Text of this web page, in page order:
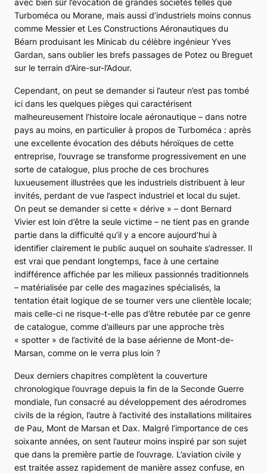
Turboméca ou Morane, mais aussi d’industriels moins connus
comme Messier et Les Constructions Aéronautiques du
Béarn produisant les Minicab du célèbre ingénieur Yves
Gardan, sans oublier les brefs passages de Potez ou Breguet
sur le terrain d’Aire-sur-l’Adour.
Cependant, on peut se demander si l’auteur n’est pas tombé
ici dans les quelques pièges qui caractérisent
malheureusement l’histoire locale aéronautique – dans notre
pays au moins, en particulier à propos de Turboméca : après
une excellente évocation des débuts héroïques de cette
entreprise, l’ouvrage se transforme progressivement en une
sorte de catalogue, plus proche de ces brochures
luxueusement illustrées que les industriels distribuent à leur
invités, perdant de vue l’aspect industriel et local du sujet.
On peut se demander si cette « dérive » – dont Bernard
Vivier est loin d’être la seule victime – ne tient pas en grande
partie dans la difficulté qu’il y a encore aujourd’hui à
identifier clairement le public auquel on souhaite s’adresser. Il
est vrai que pendant longtemps, face à une certaine
indifférence affichée par les milieux passionnés traditionnels
– matérialisée par celle des magazines spécialisés, la
tentation était logique de se tourner vers une clientèle locale;
mais celle-ci ne risque-t-elle pas d’être rebutée par ce genre
de catalogue, comme d’ailleurs par une approche très
« spotter » de l’activité de la base aérienne de Mont-de-
Marsan, comme on le verra plus loin ?
Deux derniers chapitres complètent la couverture
chronologique l’ouvrage depuis la fin de la Seconde Guerre
mondiale, l’un consacré au développement des aérodromes
civils de la région, l’autre à l’activité des installations militaires
de Pau, Mont de Marsan et Dax. Malgré l’importance de ces
soixante années, on sent l’auteur moins inspiré par son sujet
que dans la première partie de l’ouvrage. L’aviation civile y
est traitée assez rapidement de manière assez confuse, en